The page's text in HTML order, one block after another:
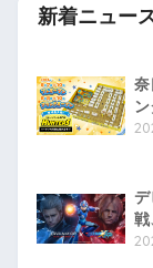
新着ニュー
奈
デ
戦